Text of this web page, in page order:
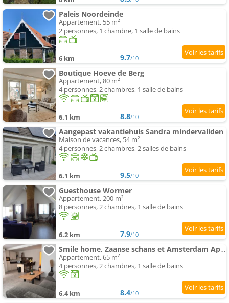
Paleis Noordeinde
Appartement, 55 m²
2 personnes, 1 chambre, 1 salle de bains
6 km 9.7/10
Boutique Hoeve de Berg
Appartement, 80 m²
4 personnes, 2 chambres, 1 salle de bains
6.1 km 8.8/10
Aangepast vakantiehuis Sandra mindervaliden
Maison de vacances, 54 m²
4 personnes, 2 chambres, 2 salles de bains
6.1 km 9.5/10
Guesthouse Wormer
Appartement, 200 m²
8 personnes, 2 chambres, 1 salle de bains
6.2 km 7.9/10
Smile home, Zaanse schans et Amsterdam Appartements
Appartement, 65 m²
4 personnes, 2 chambres, 1 salle de bains
6.4 km 8.4/10